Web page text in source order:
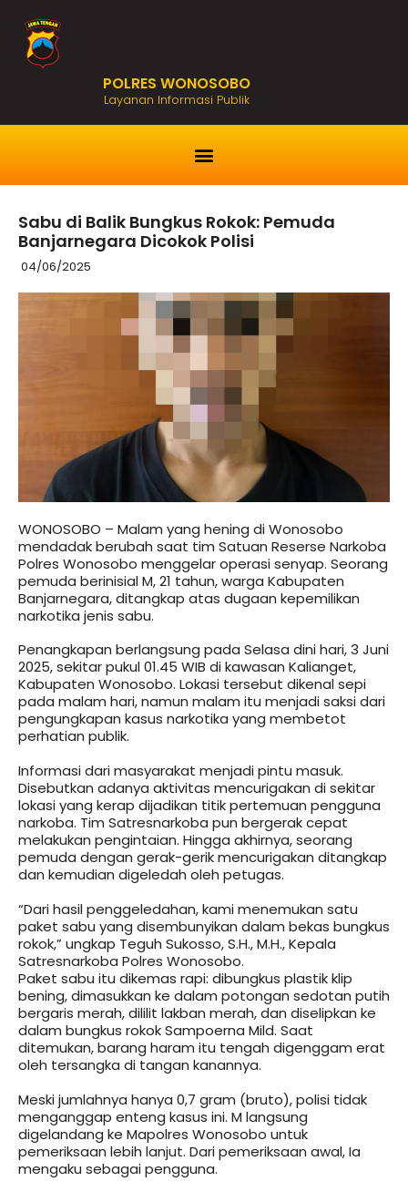
POLRES WONOSOBO
Layanan Informasi Publik
Sabu di Balik Bungkus Rokok: Pemuda
Banjarnegara Dicokok Polisi
04/06/2025
WONOSOBO – Malam yang hening di Wonosobo
mendadak berubah saat tim Satuan Reserse Narkoba
Polres Wonosobo menggelar operasi senyap. Seorang
pemuda berinisial M, 21 tahun, warga Kabupaten
Banjarnegara, ditangkap atas dugaan kepemilikan
narkotika jenis sabu.
Penangkapan berlangsung pada Selasa dini hari, 3 Juni
2025, sekitar pukul 01.45 WIB di kawasan Kalianget,
Kabupaten Wonosobo. Lokasi tersebut dikenal sepi
pada malam hari, namun malam itu menjadi saksi dari
pengungkapan kasus narkotika yang membetot
perhatian publik.
Informasi dari masyarakat menjadi pintu masuk.
Disebutkan adanya aktivitas mencurigakan di sekitar
lokasi yang kerap dijadikan titik pertemuan pengguna
narkoba. Tim Satresnarkoba pun bergerak cepat
melakukan pengintaian. Hingga akhirnya, seorang
pemuda dengan gerak-gerik mencurigakan ditangkap
dan kemudian digeledah oleh petugas.
“Dari hasil penggeledahan, kami menemukan satu
paket sabu yang disembunyikan dalam bekas bungkus
rokok,” ungkap Teguh Sukosso, S.H., M.H., Kepala
Satresnarkoba Polres Wonosobo.
Paket sabu itu dikemas rapi: dibungkus plastik klip
bening, dimasukkan ke dalam potongan sedotan putih
bergaris merah, dililit lakban merah, dan diselipkan ke
dalam bungkus rokok Sampoerna Mild. Saat
ditemukan, barang haram itu tengah digenggam erat
oleh tersangka di tangan kanannya.
Meski jumlahnya hanya 0,7 gram (bruto), polisi tidak
menganggap enteng kasus ini. M langsung
digelandang ke Mapolres Wonosobo untuk
pemeriksaan lebih lanjut. Dari pemeriksaan awal, Ia
mengaku sebagai pengguna.